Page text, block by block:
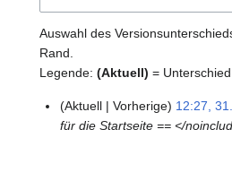
Auswahl des
Rand.
Legende: (Aktuell) =
3
Aktuell Vorherige 12:27,
für die Startseite == </